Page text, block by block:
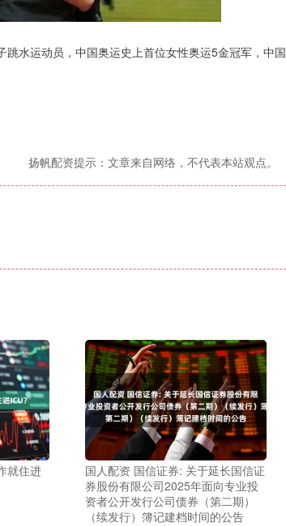
水运动员，中国奥运史上首位女性奥运5金冠军，中国
扬帆配资提示：文章来自网络，不代表本站观点。
就住进
国人配资 国信证券: 关于延长国信证
券股份有限公司2025年面向专业投
资者公开发行公司债券（第二期）
（续发行）簿记建档时间的公告